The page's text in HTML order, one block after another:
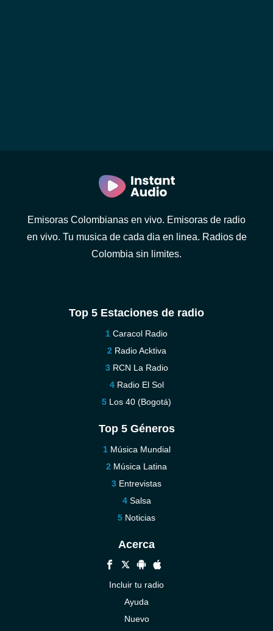
Emisoras Colombianas en vivo. Emisoras de radio
en vivo. Tu musica de cada dia en linea. Radios de
Colombia sin limites.
Top 5 Estaciones de radio
Caracol Radio
Radio Acktiva
RCN La Radio
Radio El Sol
Los 40 (Bogotá)
Top 5 Géneros
Música Mundial
Música Latina
Entrevistas
Salsa
Noticias
Acerca
Incluir tu radio
Ayuda
Nuevo